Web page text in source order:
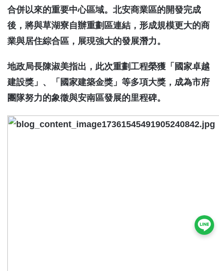
合併以來的重要中心區域。北安商業區的開發完成
後，將與草湖寮自辦重劃區連結，形成規模更大的商
業與居住綜合區，展現強大的發展潛力。
地政局長陳淑美指出，此次重劃工程榮獲「國家卓越
建設獎」、「國家建築金獎」等多項大獎，成為市府
團隊努力的象徵與安南區發展的里程碑。